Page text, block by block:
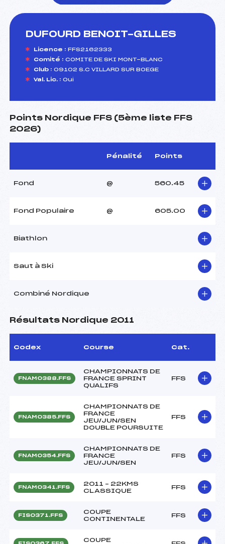
DUFOURD BENOIT-GILLES
Licence : FFS2162333
Comité : COMITE DE SKI MONT-BLANC
Club : 09102 S.C VILLARD SUR BOEGE
Val. Lic. : Oui
Points Nordique FFS (5ème liste FFS
2026)
Pénalité Points
Fond @ 560.45
Fond Populaire @ 605.00
Biathlon
Saut à Ski
Combiné Nordique
Résultats Nordique 2011
Codex Course Cat.
FNAM0388.FFS
CHAMPIONNATS DE
FRANCE SPRINT
QUALIFS
FFS
FNAM0385.FFS
CHAMPIONNATS DE
FRANCE
JEU/JUN/SEN
DOUBLE POURSUITE
FFS
FNAM0354.FFS
CHAMPIONNATS DE
FRANCE
JEU/JUN/SEN
FFS
FNAM0341.FFS
2011 – 22KMS
CLASSIQUE
FFS
FIS0371.FFS
COUPE
CONTINENTALE
FFS
COUPE